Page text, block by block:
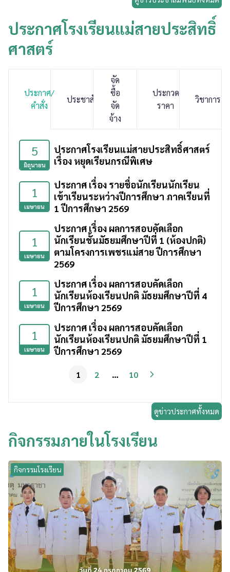
ประกาศโรงเรียนแม่สายประสิทธิ์
ศาสตร์
ประกาศ/
คำสั่ง
ประชาสัมพันธ์
จัด
ซื้อ
จัด
จ้าง
ประกวด
ราคา
วิชาการ
5
มิถุนายน
ประกาศโรงเรียนแม่สายประสิทธิ์ศาสตร์
เรื่อง หยุดเรียนกรณีพิเศษ
1
เมษายน
ประกาศ เรื่อง รายชื่อนักเรียนนักเรียน
เข้าเรียนระหว่างปีการศึกษา ภาคเรียนที่
1 ปีการศึกษา 2569
1
เมษายน
ประกาศ เรื่อง ผลการสอบคัดเลือก
นักเรียนชั้นมัธยมศึกษาปีที่ 1 (ห้องปกติ)
ตามโครงการเพชรแม่สาย ปีการศึกษา
2569
1
เมษายน
ประกาศ เรื่อง ผลการสอบคัดเลือก
นักเรียนห้องเรียนปกติ มัธยมศึกษาปีที่ 4
ปีการศึกษา 2569
1
เมษายน
ประกาศ เรื่อง ผลการสอบคัดเลือก
นักเรียนห้องเรียนปกติ มัธยมศึกษาปีที่ 1
ปีการศึกษา 2569
1 2 … 10
ดูข่าวประกาศทั้งหมด
กิจกรรมภายในโรงเรียน
กิจกรรมโรงเรียน